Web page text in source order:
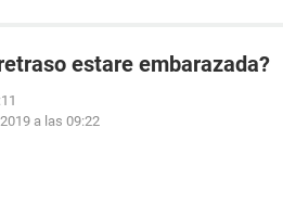
estare embarazada?
a las 09:22